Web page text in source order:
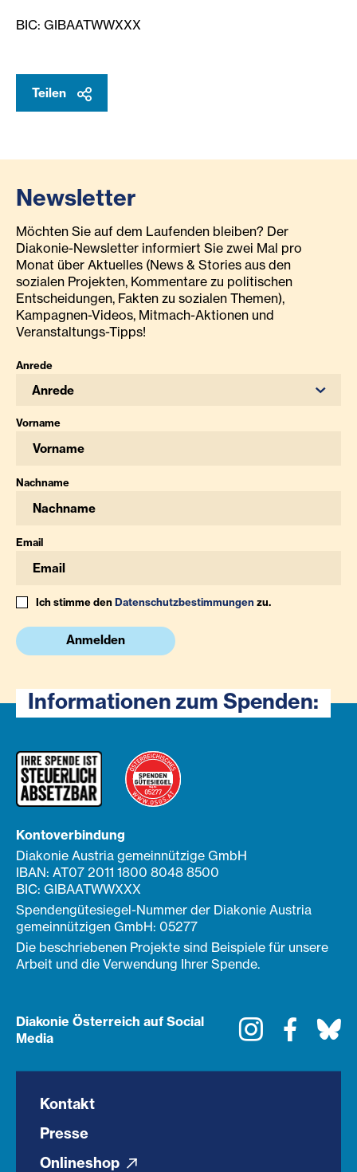
BIC: GIBAATWWXXX
Teilen
Newsletter
Möchten Sie auf dem Laufenden bleiben? Der
Diakonie-Newsletter informiert Sie zwei Mal pro
Monat über Aktuelles (News & Stories aus den
sozialen Projekten, Kommentare zu politischen
Entscheidungen, Fakten zu sozialen Themen),
Kampagnen-Videos, Mitmach-Aktionen und
Veranstaltungs-Tipps!
Anrede
Anrede
Vorname
Nachname
Email
Ich stimme denDatenschutzbestimmungenzu.
Anmelden
Informationen zum Spenden:
Kontoverbindung
Diakonie Austria gemeinnützige GmbH
IBAN: AT07 2011 1800 8048 8500
BIC: GIBAATWWXXX
Spendengütesiegel-Nummer der Diakonie Austria
gemeinnützigen GmbH: 05277
Die beschriebenen Projekte sind Beispiele für unsere
Arbeit und die Verwendung Ihrer Spende.
Diakonie Österreich auf Social
Media
Instagram
Kontakt
Presse
Onlineshop